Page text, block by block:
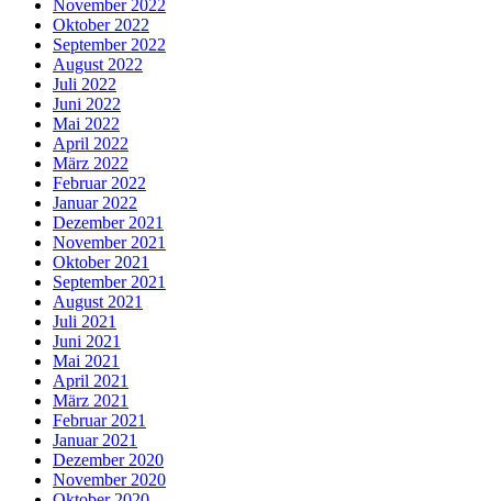
November 2022
Oktober 2022
September 2022
August 2022
Juli 2022
Juni 2022
Mai 2022
April 2022
März 2022
Februar 2022
Januar 2022
Dezember 2021
November 2021
Oktober 2021
September 2021
August 2021
Juli 2021
Juni 2021
Mai 2021
April 2021
März 2021
Februar 2021
Januar 2021
Dezember 2020
November 2020